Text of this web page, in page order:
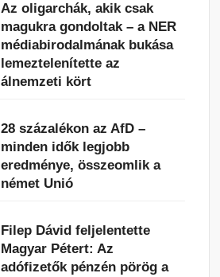
Az oligarchák, akik csak
magukra gondoltak – a NER
médiabirodalmának bukása
lemeztelenítette az
álnemzeti kört
28 százalékon az AfD –
minden idők legjobb
eredménye, összeomlik a
német Unió
Filep Dávid feljelentette
Magyar Pétert: Az
adófizetők pénzén pörög a